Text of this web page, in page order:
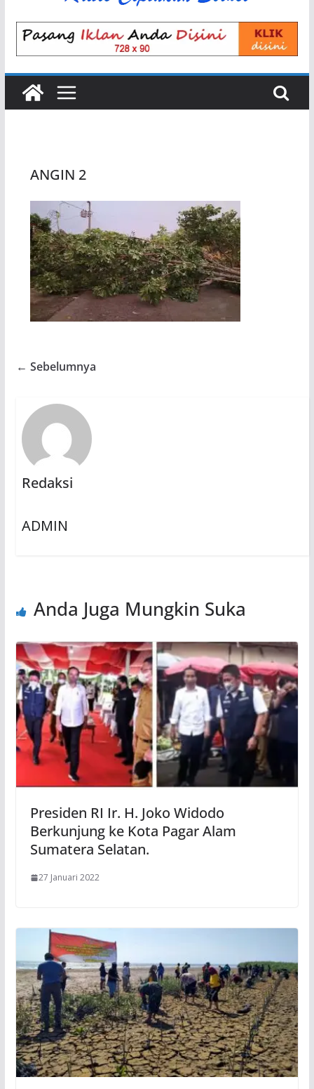
ANGIN 2
← Sebelumnya
Redaksi
ADMIN
Anda Juga Mungkin Suka
Presiden RI Ir. H. Joko Widodo
Berkunjung ke Kota Pagar Alam
Sumatera Selatan.
27 Januari 2022